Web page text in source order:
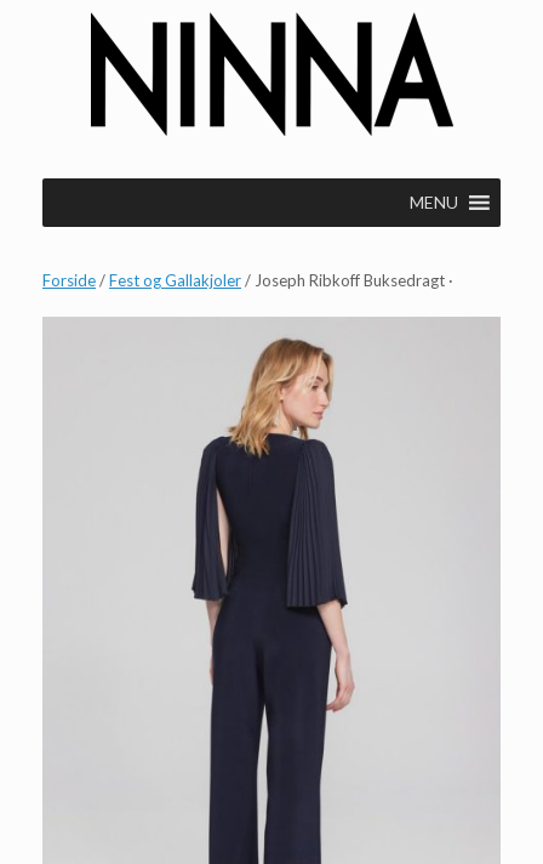
MENU
Forside/Fest og Gallakjoler/ Joseph Ribkoff Buksedragt ·